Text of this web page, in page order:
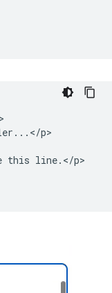
p>
this line.</p>